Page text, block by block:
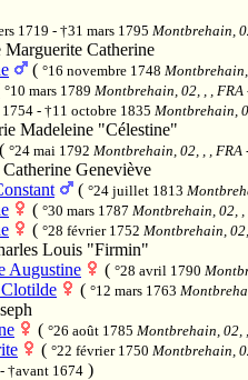
1719 - †31 mars 1795 Montbrehain,
Catherine
( °16 novembre 1748
°10 mars 1789 Montbrehain, 02, , , FRA
1754 - †11 octobre 1835 Montbrehain,
Madeleine "Célestine"
( °24 mai 1792 Montbrehain, 02, , , FRA
Geneviève
( °24 juillet 1813
( °30 mars 1787 Montbrehain, 02, ,
( °28 février 1752 Montbrehain,
Louis "Firmin"
Augustine
( °28 avril 1790
( °12 mars 1763
( °26 août 1785 Montbrehain, 02,
( °22 février 1750 Montbrehain,
- †avant 1674 )